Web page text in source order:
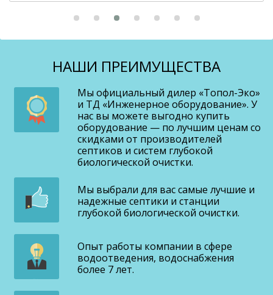
НАШИ ПРЕИМУЩЕСТВА
Мы официальный дилер «Топол-Эко»
и ТД «Инженерное оборудование». У
нас вы можете выгодно купить
оборудование — по лучшим ценам со
скидками от производителей
септиков и систем глубокой
биологической очистки.
Мы выбрали для вас самые лучшие и
надежные септики и станции
глубокой биологической очистки.
Опыт работы компании в сфере
водоотведения, водоснабжения
более 7 лет.